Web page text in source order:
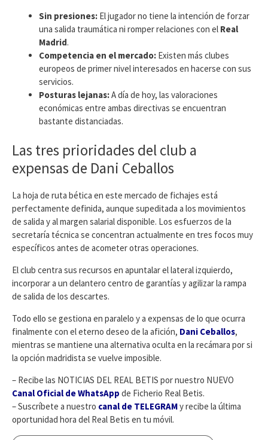
Sin presiones: El jugador no tiene la intención de forzar
una salida traumática ni romper relaciones con el Real
Madrid.
Competencia en el mercado: Existen más clubes
europeos de primer nivel interesados en hacerse con sus
servicios.
Posturas lejanas:A día de hoy, las valoraciones
económicas entre ambas directivas se encuentran
bastante distanciadas.
​Las tres prioridades del club a
expensas de Dani Ceballos
​La hoja de ruta bética en este mercado de fichajes está
perfectamente definida, aunque supeditada a los movimientos
de salida y al margen salarial disponible. Los esfuerzos de la
secretaría técnica se concentran actualmente en tres focos muy
específicos antes de acometer otras operaciones.
​El club centra sus recursos en apuntalar el lateral izquierdo,
incorporar a un delantero centro de garantías y agilizar la rampa
de salida de los descartes.
Todo ello se gestiona en paralelo y a expensas de lo que ocurra
finalmente con el eterno deseo de la afición, Dani Ceballos,
mientras se mantiene una alternativa oculta en la recámara por si
la opción madridista se vuelve imposible.
– Recibe las NOTICIAS DEL REAL BETIS por nuestro NUEVO
Canal Oficial de WhatsApp de Ficherio Real Betis.
– Suscríbete a nuestro canal de TELEGRAMy recibe la última
oportunidad hora del Real Betis en tu móvil.